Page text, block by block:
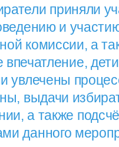
приняли
и
комиссии, а
впечатление,
увлечены
выдачи
а также
данного